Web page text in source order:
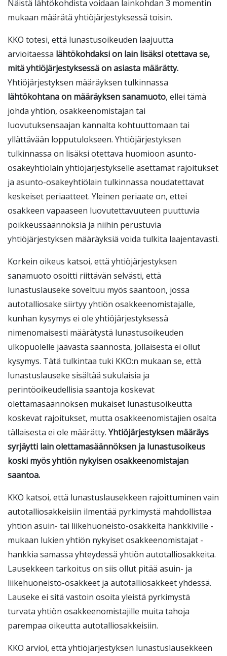
Näistä lähtökohdista voidaan lainkohdan 3 momentin
mukaan määrätä yhtiöjärjestyksessä toisin.
KKO totesi, että lunastusoikeuden laajuutta
arvioitaessa lähtökohdaksi on lain lisäksi otettava se,
mitä yhtiöjärjestyksessä on asiasta määrätty.
Yhtiöjärjestyksen määräyksen tulkinnassa
lähtökohtana on määräyksen sanamuoto, ellei tämä
johda yhtiön, osakkeenomistajan tai
luovutuksensaajan kannalta kohtuuttomaan tai
yllättävään lopputulokseen. Yhtiöjärjestyksen
tulkinnassa on lisäksi otettava huomioon asunto-
osakeyhtiölain yhtiöjärjestykselle asettamat rajoitukset
ja asunto-osakeyhtiölain tulkinnassa noudatettavat
keskeiset periaatteet. Yleinen periaate on, ettei
osakkeen vapaaseen luovutettavuuteen puuttuvia
poikkeussäännöksiä ja niihin perustuvia
yhtiöjärjestyksen määräyksiä voida tulkita laajentavasti.
Korkein oikeus katsoi, että yhtiöjärjestyksen
sanamuoto osoitti riittävän selvästi, että
lunastuslauseke soveltuu myös saantoon, jossa
autotalliosake siirtyy yhtiön osakkeenomistajalle,
kunhan kysymys ei ole yhtiöjärjestyksessä
nimenomaisesti määrätystä lunastusoikeuden
ulkopuolelle jäävästä saannosta, jollaisesta ei ollut
kysymys. Tätä tulkintaa tuki KKO:n mukaan se, että
lunastuslauseke sisältää sukulaisia ja
perintöoikeudellisia saantoja koskevat
olettamasäännöksen mukaiset lunastusoikeutta
koskevat rajoitukset, mutta osakkeenomistajien osalta
tällaisesta ei ole määrätty. Yhtiöjärjestyksen määräys
syrjäytti lain olettamasäännöksen ja lunastusoikeus
koski myös yhtiön nykyisen osakkeenomistajan
saantoa.
KKO katsoi, että lunastuslausekkeen rajoittuminen vain
autotalliosakkeisiin ilmentää pyrkimystä mahdollistaa
yhtiön asuin- tai liikehuoneisto-osakkeita hankkiville -
mukaan lukien yhtiön nykyiset osakkeenomistajat -
hankkia samassa yhteydessä yhtiön autotalliosakkeita.
Lausekkeen tarkoitus on siis ollut pitää asuin- ja
liikehuoneisto-osakkeet ja autotalliosakkeet yhdessä.
Lauseke ei sitä vastoin osoita yleistä pyrkimystä
turvata yhtiön osakkeenomistajille muita tahoja
parempaa oikeutta autotalliosakkeisiin.
KKO arvioi, että yhtiöjärjestyksen lunastuslausekkeen